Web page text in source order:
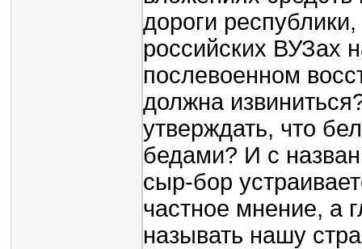
дороги
российских ВУЗах
послевоенном
должна
утверждать, что
бедами? И с
сыр-бор
частное мнение, а
называть нашу